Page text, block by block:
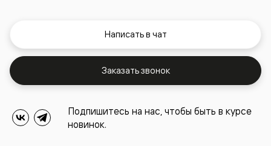
Написать в чат
Заказать звонок
Подпишитесь на нас, чтобы быть в курсе
новинок.